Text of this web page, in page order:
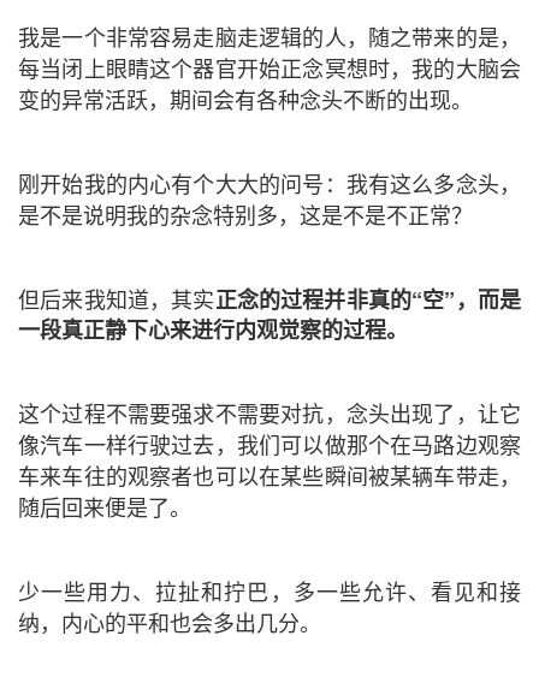
我是一个非常容易走脑走逻辑的人，随之带来的是，
每当闭上眼睛这个器官开始正念冥想时，我的大脑会
变的异常活跃，期间会有各种念头不断的出现。
刚开始我的内心有个大大的问号：我有这么多念头，
是不是说明我的杂念特别多，这是不是不正常？
但后来我知道，其实正念的过程并非真的“空”，而是
一段真正静下心来进行内观觉察的过程。
这个过程不需要强求不需要对抗，念头出现了，让它
像汽车一样行驶过去，我们可以做那个在马路边观察
车来车往的观察者也可以在某些瞬间被某辆车带走，
随后回来便是了。
少一些用力、拉扯和拧巴，多一些允许、看见和接
纳，内心的平和也会多出几分。